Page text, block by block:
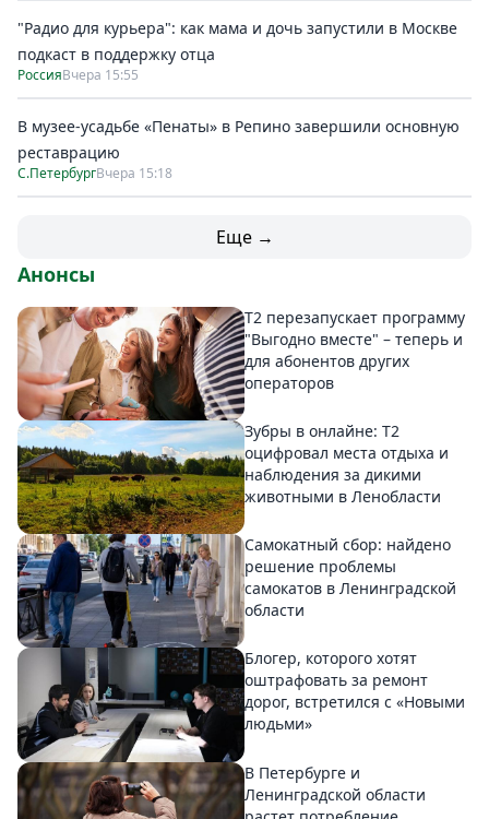
"Радио для курьера": как мама и дочь запустили в Москве
подкаст в поддержку отца
РоссияВчера 15:55
В музее-усадьбе «Пенаты» в Репино завершили основную
реставрацию
С.ПетербургВчера 15:18
Еще →
Анонсы
Т2 перезапускает программу
"Выгодно вместе" – теперь и
для абонентов других
операторов
Зубры в онлайне: Т2
оцифровал места отдыха и
наблюдения за дикими
животными в Ленобласти
Самокатный сбор: найдено
решение проблемы
самокатов в Ленинградской
области
Блогер, которого хотят
оштрафовать за ремонт
дорог, встретился с «Новыми
людьми»
В Петербурге и
Ленинградской области